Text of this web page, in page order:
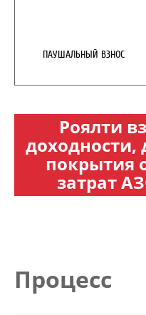
ПАУШАЛЬНЫЙ ВЗНОС
Роялти
доходности,
покрытия
затрат
Процесс